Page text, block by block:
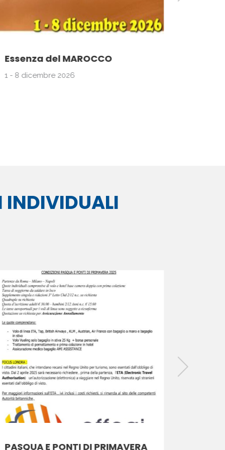
Essenza del MAROCCO
1 - 8 dicembre 2026
INDIVIDUALI
PASQUA E PONTI DI PRIMAVERA